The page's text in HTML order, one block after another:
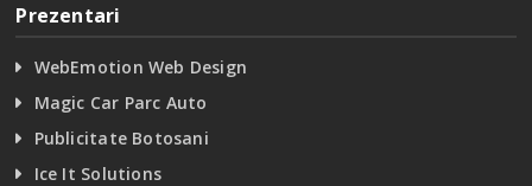
Prezentari
WebEmotion Web Design
Magic Car Parc Auto
Publicitate Botosani
Ice It Solutions